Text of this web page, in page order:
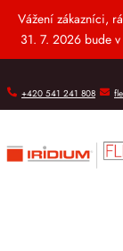
Vážení zákazníci,
31. 7. 2026 bude
+420 541 241 808